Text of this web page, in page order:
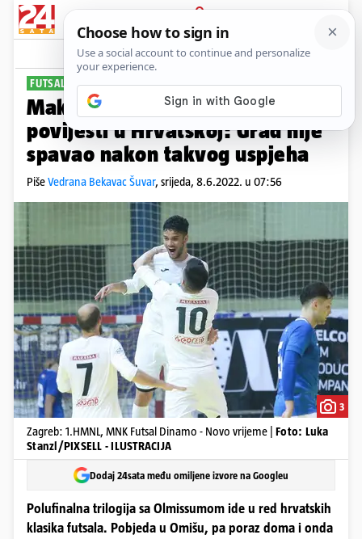
PRIJAVA
Sport Komentari
FUTSAL PRVACI
Makarani uspjeli što nije nitko u
povijesti u Hrvatskoj: Grad nije
spavao nakon takvog uspjeha
PišeVedrana Bekavac Šuvar, srijeda, 8.6.2022. u 07:56
3
Zagreb: 1.HMNL, MNK Futsal Dinamo - Novo vrijeme | Foto: Luka
Stanzl/PIXSELL - ILUSTRACIJA
Dodaj 24sata među omiljene izvore na Googleu
Polufinalna trilogija sa Olmissumom ide u red hrvatskih
klasika futsala. Pobjeda u Omišu, pa poraz doma i onda